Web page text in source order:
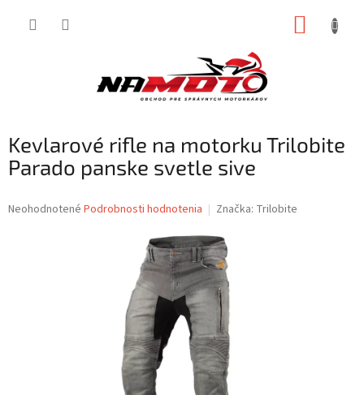
Kevlarové rifle na motorku Trilobite
Parado panske svetle sive
Priemerné
Neohodnotené Podrobnosti hodnotenia Značka: Trilobite